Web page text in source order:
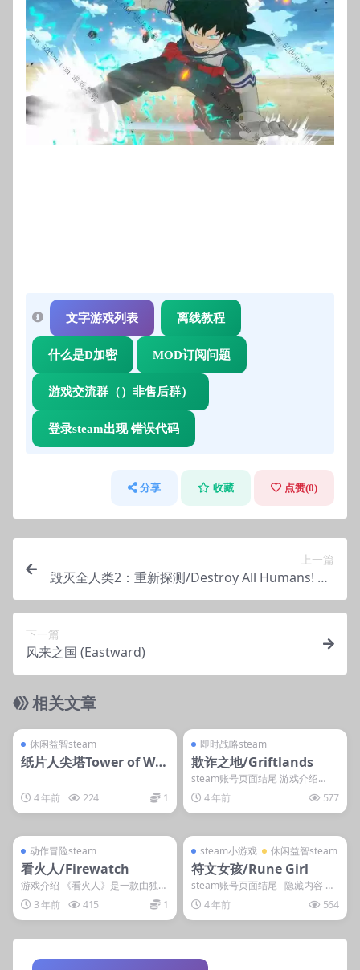
文字游戏列表 离线教程
什么是D加密 MOD订阅问题
游戏交流群（）非售后群）
登录steam出现 错误代码
分享 收藏 点赞(0)
上一篇
毁灭全人类2：重新探测/Destroy All Humans! 2 –
Reprobed
下一篇
风来之国 (Eastward)
相关文章
休闲益智steam
纸片人尖塔Tower of Wai
4 年前 224 1
即时战略steam
欺诈之地/Griftlands
steam账号页面结尾 游戏介绍
《欺诈之地》是由Klei制作的一款
包含海盗元素...
4 年前 577
动作冒险steam
看火人/Firewatch
游戏介绍 《看火人》是一款由独立
工作室开发的第一人称冒险游戏，
在游戏中，玩家将要...
3 年前 415 1
steam小游戏
steam小游戏
休闲益智steam
符文女孩/Rune Girl
steam账号页面结尾 隐藏内容 本
内容需权限查看 登录后获取 普...
4 年前 564